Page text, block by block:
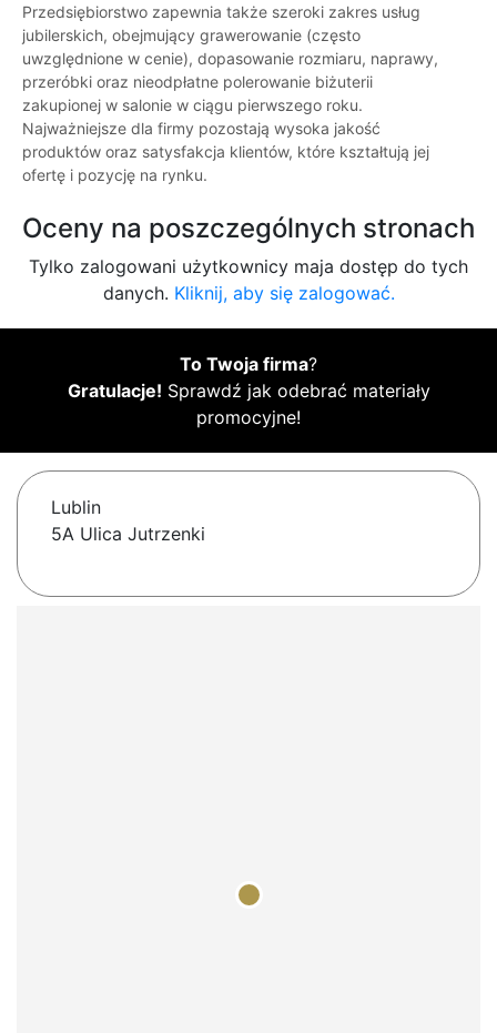
Przedsiębiorstwo zapewnia także szeroki zakres usług
jubilerskich, obejmujący grawerowanie (często
uwzględnione w cenie), dopasowanie rozmiaru, naprawy,
przeróbki oraz nieodpłatne polerowanie biżuterii
zakupionej w salonie w ciągu pierwszego roku.
Najważniejsze dla firmy pozostają wysoka jakość
produktów oraz satysfakcja klientów, które kształtują jej
ofertę i pozycję na rynku.
Oceny na poszczególnych stronach
Tylko zalogowani użytkownicy maja dostęp do tych
danych. Kliknij, aby się zalogować.
To Twoja firma?
Gratulacje! Sprawdź jak odebrać materiały
promocyjne!
Lublin
5A Ulica Jutrzenki